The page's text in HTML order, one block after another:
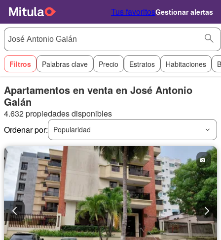
Tus favoritosGestionar alertas
Filtros Palabras clave Precio Estratos Habitaciones
Apartamentos en venta en José Antonio
Galán
4.632 propiedades disponibles
Ordenar por:
Popularidad